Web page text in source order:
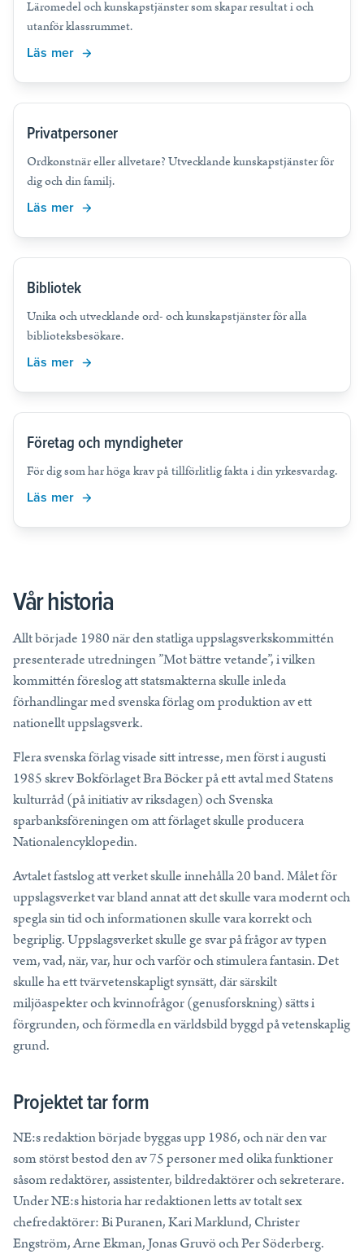
Allt för din undervisning
Läromedel och kunskapstjänster som skapar resultat i och utanför
klassrummet.
Digitala läromedel
NE Komplett
NE Fakta
Mappi
WOOF
Tips och support
Lektionstips
Webbinarier & Inspelat
Ta din undervisning till nästa nivå.
Kom igång
Frågor och svar
Priser för skola
Läs mer
Nyheter – Partnerskap
Läs mer
Frågor och Svar
Blogg
Läs mer
Läromedel och kunskapstjänster som skapar resultat i och
utanför klassrummet.
Läs mer
Privatpersoner
Ordkonstnär eller allvetare? Utvecklande kunskapstjänster för
dig och din familj.
Läs mer
Bibliotek
Unika och utvecklande ord- och kunskapstjänster för alla
biblioteksbesökare.
Läs mer
Företag och myndigheter
För dig som har höga krav på tillförlitlig fakta i din yrkesvardag.
Läs mer
Vår historia
Allt började 1980 när den statliga uppslagsverkskommittén
presenterade utredningen ”Mot bättre vetande”, i vilken
kommittén föreslog att statsmakterna skulle inleda
förhandlingar med svenska förlag om produktion av ett
nationellt uppslagsverk.
Flera svenska förlag visade sitt intresse, men först i augusti
1985 skrev Bokförlaget Bra Böcker på ett avtal med Statens
kulturråd (på initiativ av riksdagen) och Svenska
sparbanksföreningen om att förlaget skulle producera
Nationalencyklopedin.
Avtalet fastslog att verket skulle innehålla 20 band. Målet för
uppslagsverket var bland annat att det skulle vara modernt och
spegla sin tid och informationen skulle vara korrekt och
begriplig. Uppslagsverket skulle ge svar på frågor av typen
vem, vad, när, var, hur och varför och stimulera fantasin. Det
skulle ha ett tvärvetenskapligt synsätt, där särskilt
miljöaspekter och kvinnofrågor (genusforskning) sätts i
förgrunden, och förmedla en världsbild byggd på vetenskaplig
grund.
Projektet tar form
NE:s redaktion började byggas upp 1986, och när den var
som störst bestod den av 75 personer med olika funktioner
såsom redaktörer, assistenter, bildredaktörer och sekreterare.
Under NE:s historia har redaktionen letts av totalt sex
chefredaktörer: Bi Puranen, Kari Marklund, Christer
Engström, Arne Ekman, Jonas Gruvö och Per Söderberg.